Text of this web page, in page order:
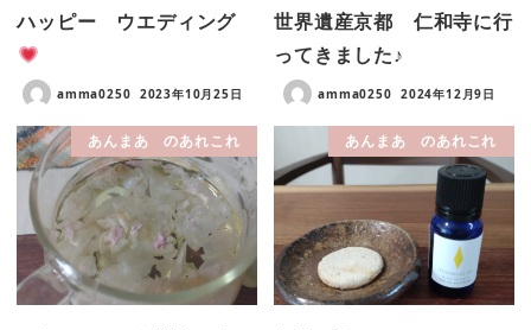
ハッピー ウエディング
amma0250 2023年10月25日
世界遺産京都 仁和寺に行
ってきました♪
amma0250 2024年12月9日
あんまあ のあれこれ あんまあ のあれこれ